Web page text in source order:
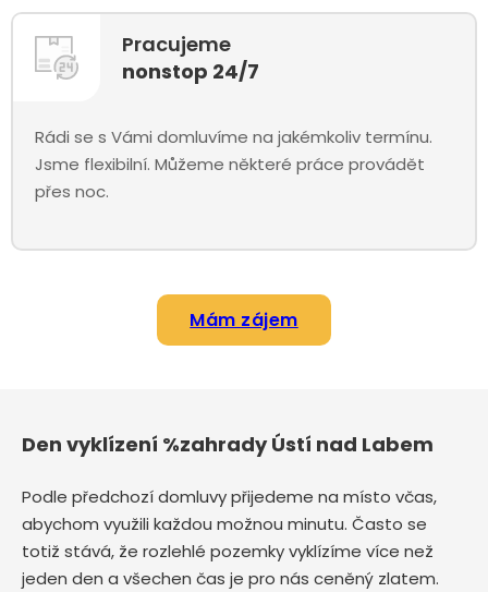
Pracujeme
nonstop 24/7
Rádi se s Vámi domluvíme na jakémkoliv termínu.
Jsme flexibilní. Můžeme některé práce provádět
přes noc.
Mám zájem
Den vyklízení %zahrady Ústí nad Labem
Podle předchozí domluvy přijedeme na místo včas,
abychom využili každou možnou minutu. Často se
totiž stává, že rozlehlé pozemky vyklízíme více než
jeden den a všechen čas je pro nás ceněný zlatem.